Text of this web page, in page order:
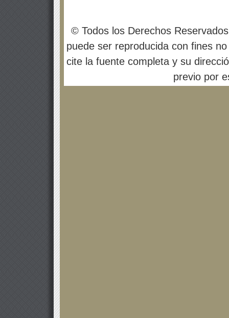
© Todos los Derechos
puede ser reproducida con fines
cite la fuente completa y su
previo por